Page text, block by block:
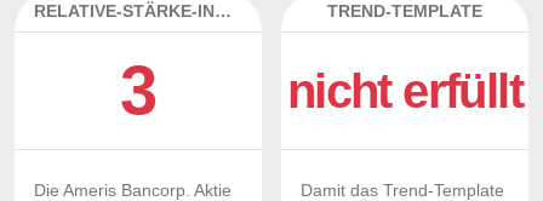
RELATIVE-STÄRKE-INDEX
3
Die Ameris Bancorp. Aktie
TREND-TEMPLATE
nicht erfüllt
Damit das Trend-Template